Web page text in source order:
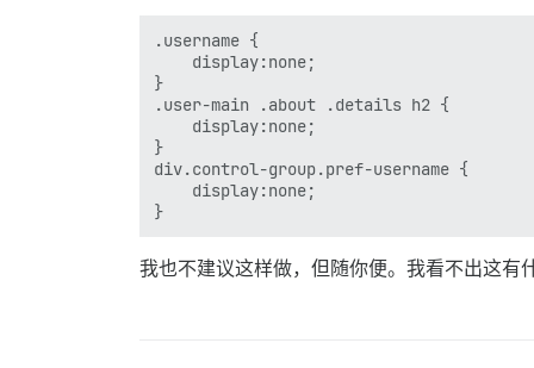
.username {
    display:none;
}
.user-main .about .details h2 {
    display:none;
}
div.control-group.pref-username {
    display:none;
我也不建议这样做，但随你便。我看不出这有